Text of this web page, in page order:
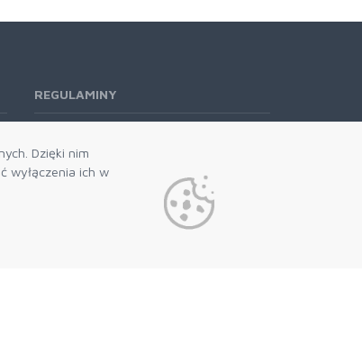
Dzięki nim
wyłączenia ich w
REGULAMINY